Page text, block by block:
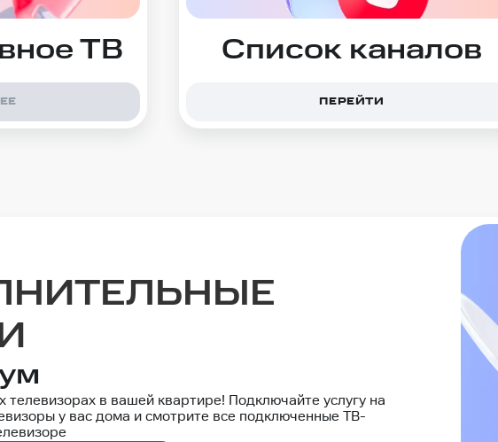
ТВ Список каналов
ПЕРЕЙТИ
в вашей квартире! Подключайте услугу на
у вас дома и смотрите все подключенные ТВ-